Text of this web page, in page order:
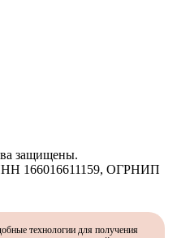
защищены.
166016611159, ОГРНИП
технологии для получения